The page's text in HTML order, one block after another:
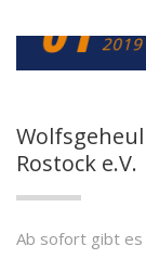
01 2019
Wolfsgeheul
Rostock e.V.
Ab sofort gibt es